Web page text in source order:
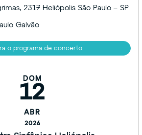
2317 Heliópolis São Paulo – SP
Galvão
o programa de concerto
DOM
12
ABR
2026